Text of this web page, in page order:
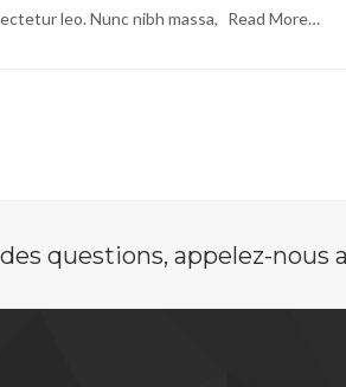
leo. Nunc nibh massa, Read More…
questions, appelez-nous